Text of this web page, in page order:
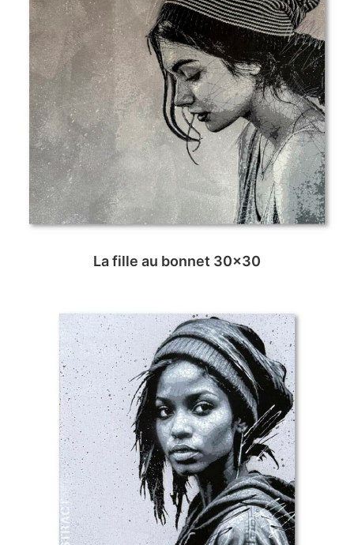
La fille au bonnet 30×30